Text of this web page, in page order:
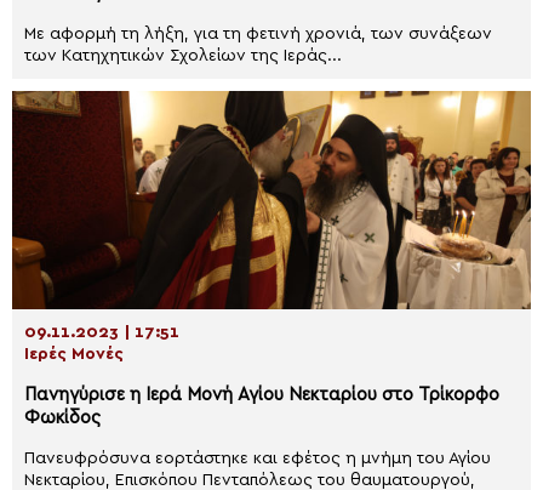
Με αφορμή τη λήξη, για τη φετινή χρονιά, των συνάξεων
των Κατηχητικών Σχολείων της Ιεράς...
09.11.2023 | 17:51
Ιερές Μονές
Πανηγύρισε η Ιερά Μονή Αγίου Νεκταρίου στο Τρίκορφο
Φωκίδος
Πανευφρόσυνα εορτάστηκε και εφέτος η μνήμη του Αγίου
Νεκταρίου, Επισκόπου Πενταπόλεως του θαυματουργού,